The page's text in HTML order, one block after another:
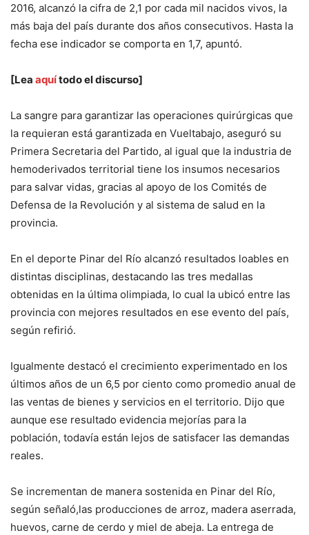
2016, alcanzó la cifra de 2,1 por cada mil nacidos vivos, la
más baja del país durante dos años consecutivos. Hasta la
fecha ese indicador se comporta en 1,7, apuntó.
[Lea aquítodo el discurso]
La sangre para garantizar las operaciones quirúrgicas que
la requieran está garantizada en Vueltabajo, aseguró su
Primera Secretaria del Partido, al igual que la industria de
hemoderivados territorial tiene los insumos necesarios
para salvar vidas, gracias al apoyo de los Comités de
Defensa de la Revolución y al sistema de salud en la
provincia.
En el deporte Pinar del Río alcanzó resultados loables en
distintas disciplinas, destacando las tres medallas
obtenidas en la última olimpiada, lo cual la ubicó entre las
provincia con mejores resultados en ese evento del país,
según refirió.
Igualmente destacó el crecimiento experimentado en los
últimos años de un 6,5 por ciento como promedio anual de
las ventas de bienes y servicios en el territorio. Dijo que
aunque ese resultado evidencia mejorías para la
población, todavía están lejos de satisfacer las demandas
reales.
Se incrementan de manera sostenida en Pinar del Río,
según señaló,las producciones de arroz, madera aserrada,
huevos, carne de cerdo y miel de abeja. La entrega de